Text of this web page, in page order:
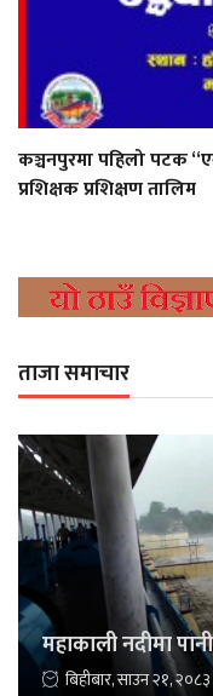
कञ्चनपुरमा पहिलो पटक
प्रशिक्षक प्रशिक्षण तालिम
ताजा समाचार
महाकाली नदीमा
बिहीबार, साउन २१, २०८३